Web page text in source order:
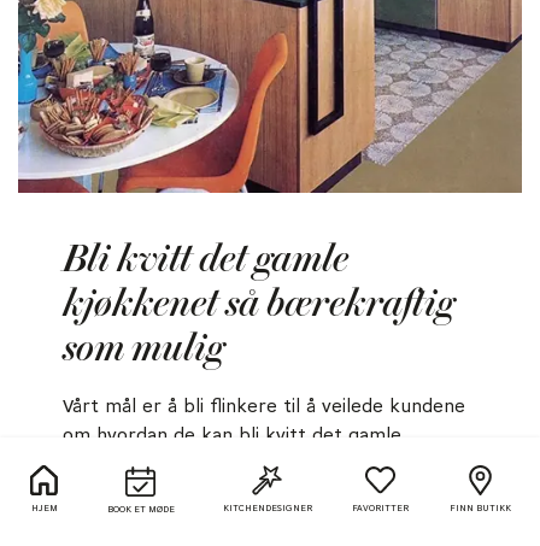
HJEM BOOK ET MØDE KITCHEN DESIGNER FAVORITTER FINN BUTIKK
Bli kvitt det gamle
kjøkkenet så bærekraftig
som mulig
Vårt mål er å bli flinkere til å veilede kundene
om hvordan de kan bli kvitt det gamle
kjøkkenet på en mest hensiktsmessig måte. Vi
oppfordrer kundene våre til å selge eller gi